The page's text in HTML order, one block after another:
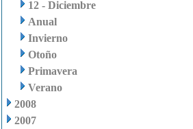
12 - Diciembre
Anual
Invierno
Otoño
Primavera
Verano
2008
2007